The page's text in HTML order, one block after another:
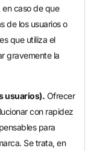
caso de que
de los usuarios o
que utiliza el
gravemente la
usuarios). Ofrecer
con rapidez
para
Se trata, en